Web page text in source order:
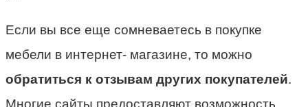
Если вы все еще сомневаетесь в покупке
мебели в интернет- магазине, то можно
обратиться к отзывам других покупателей.
Многие сайты предоставляют возможность